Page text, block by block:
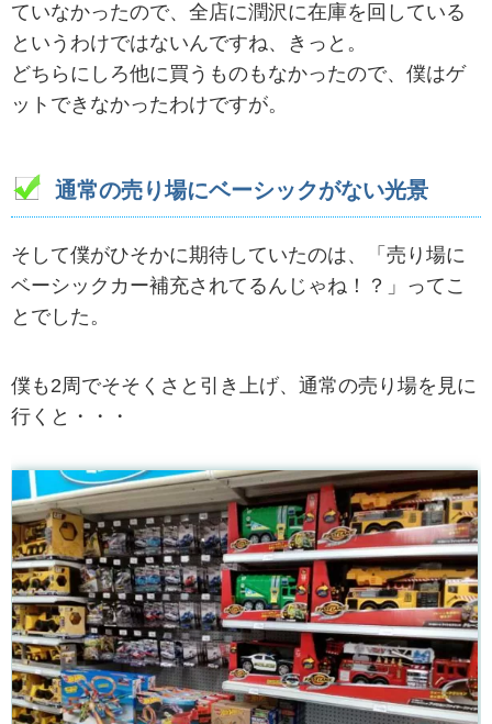
ていなかったので、全店に潤沢に在庫を回している
というわけではないんですね、きっと。
どちらにしろ他に買うものもなかったので、僕はゲ
ットできなかったわけですが。
通常の売り場にベーシックがない光景
そして僕がひそかに期待していたのは、「売り場に
ベーシックカー補充されてるんじゃね！？」ってこ
とでした。
僕も2周でそそくさと引き上げ、通常の売り場を見に
行くと・・・